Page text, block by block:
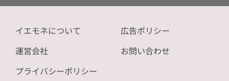
イエモネについて
運営会社
プライバシーポリシー
広告ポリシー
お問い合わせ